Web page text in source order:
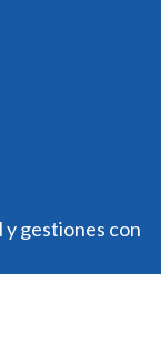
gestiones con